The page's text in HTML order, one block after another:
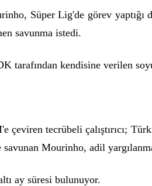
Süper Lig'de görev yaptığı
savunma istedi.
tarafından kendisine verilen
çeviren tecrübeli çalıştırıcı;
Mourinho, adil
ay süresi bulunuyor.